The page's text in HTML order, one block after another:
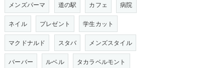
メンズパーマ 道の駅 カフェ 病院
ネイル プレゼント 学生カット
マクドナルド スタバ メンズスタイル
バーバー ルベル タカラベルモント